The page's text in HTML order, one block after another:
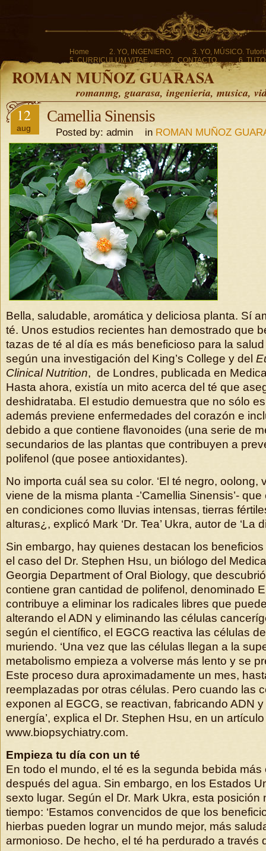
Home 2. YO, INGENIERO.
3. YO, MÚSICO.
5. CURRICULUM VITAE.
7. CONTACTO. 6.
ROMAN MUÑOZ GUARASA
romanmg, guarasa, ingenieria, musica,
12
aug
Camellia Sinensis
Posted by: admin in ROMAN MUÑOZ
Bella, saludable, aromática y deliciosa planta. Sí
té. Unos estudios recientes han demostrado que
tazas de té al día es más beneficioso para la
según una investigación del King’s College y del
Clinical Nutrition, de Londres, publicada en
Hasta ahora, existía un mito acerca del té que
deshidrataba. El estudio demuestra que no sólo
además previene enfermedades del corazón e
debido a que contiene flavonoides (una serie de
secundarios de las plantas que contribuyen a
polifenol (que posee antioxidantes).
No importa cuál sea su color. ‘El té negro, oolong,
viene de la misma planta -’Camellia Sinensis’-
en condiciones como lluvias intensas, tierras
alturas¿, explicó Mark ‘Dr. Tea’ Ukra, autor de ‘La
Sin embargo, hay quienes destacan los
el caso del Dr. Stephen Hsu, un biólogo del
Georgia Department of Oral Biology, que
contiene gran cantidad de polifenol, denominado
contribuye a eliminar los radicales libres que
alterando el ADN y eliminando las células
según el científico, el EGCG reactiva las células
muriendo. ‘Una vez que las células llegan a la
metabolismo empieza a volverse más lento y se
Este proceso dura aproximadamente un mes,
reemplazadas por otras células. Pero cuando las
exponen al EGCG, se reactivan, fabricando ADN
energía’, explica el Dr. Stephen Hsu, en un
www.biopsychiatry.com.
Empieza tu día con un té
En todo el mundo, el té es la segunda bebida más
después del agua. Sin embargo, en los Estados
sexto lugar. Según el Dr. Mark Ukra, esta posición
tiempo: ‘Estamos convencidos de que los
hierbas pueden lograr un mundo mejor, más
armonioso. De hecho, el té ha perdurado a través